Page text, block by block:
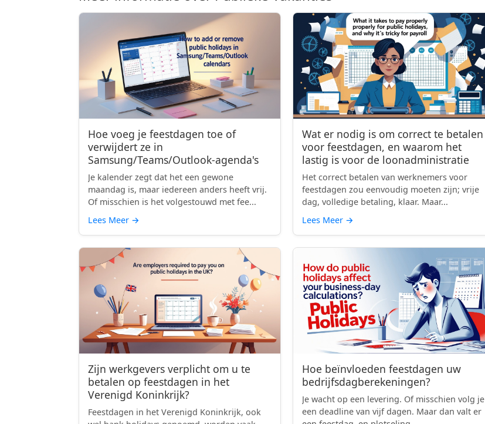
Hoe voeg je feestdagen toe of
verwijdert ze in
Samsung/Teams/Outlook-agenda's
Je kalender zegt dat het een gewone
maandag is, maar iedereen anders heeft vrij.
Of misschien is het volgestouwd met fee...
Lees Meer →
Wat er nodig is om correct te betalen
voor feestdagen, en waarom het
lastig is voor de loonadministratie
Het correct betalen van werknemers voor
feestdagen zou eenvoudig moeten zijn; vrije
dag, volledige betaling, klaar. Maar...
Lees Meer →
Zijn werkgevers verplicht om u te
betalen op feestdagen in het
Verenigd Koninkrijk?
Feestdagen in het Verenigd Koninkrijk, ook
Hoe beïnvloeden feestdagen uw
bedrijfsdagberekeningen?
Je wacht op een levering. Of misschien volg je
een deadline van vijf dagen. Maar dan valt er